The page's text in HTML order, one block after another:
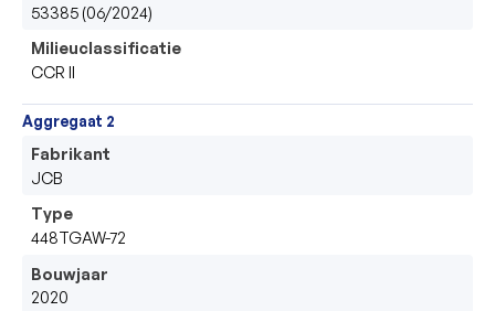
53385 (06/2024)
Milieuclassificatie
CCR II
Aggregaat 2
Fabrikant
JCB
Type
448TGAW-72
Bouwjaar
2020